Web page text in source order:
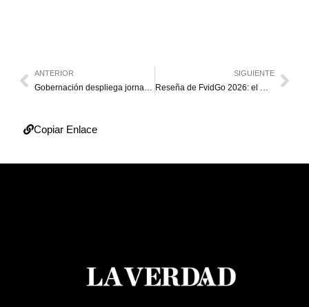
ANTERIOR SIGUIENTE
Copiar Enlace